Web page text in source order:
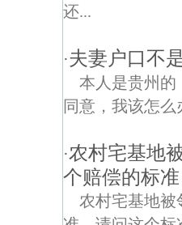
还...
·夫妻户口不
本人是贵州的
同意，我该怎么
·农村宅基地
个赔偿的标
农村宅基地被